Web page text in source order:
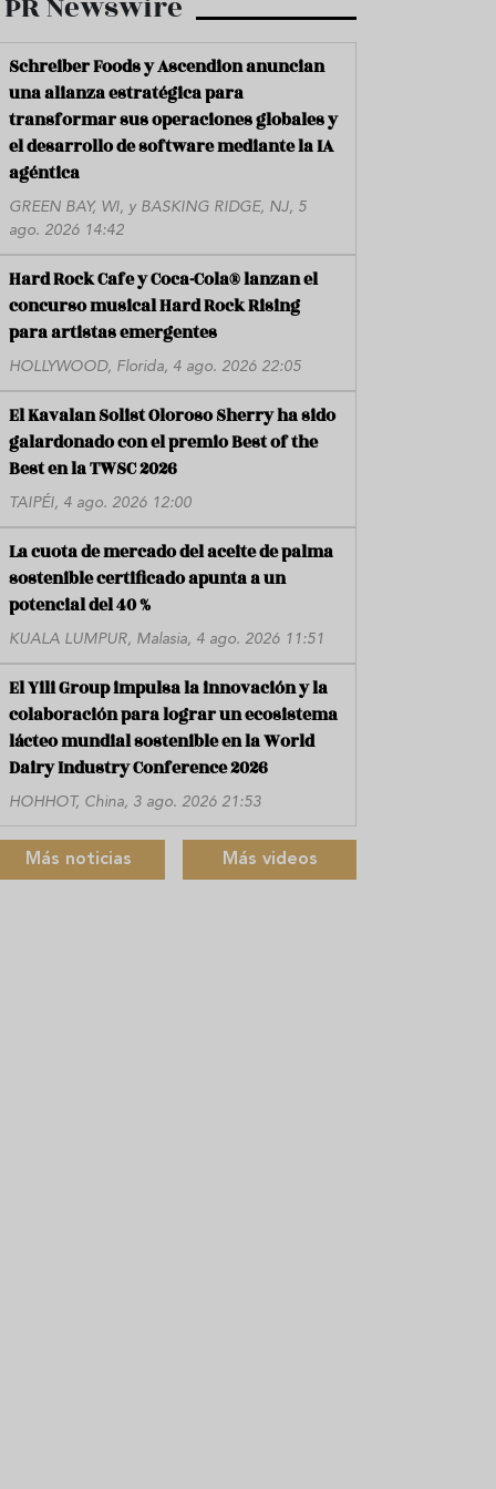
Schreiber Foods y Ascendion anuncian
una alianza estratégica para
transformar sus operaciones globales y
el desarrollo de software mediante la IA
agéntica
GREEN BAY, WI, y BASKING RIDGE, NJ, 5
ago. 2026 14:42
Hard Rock Cafe y Coca-Cola® lanzan el
concurso musical Hard Rock Rising
para artistas emergentes
HOLLYWOOD, Florida, 4 ago. 2026 22:05
El Kavalan Solist Oloroso Sherry ha sido
galardonado con el premio Best of the
Best en la TWSC 2026
TAIPÉI, 4 ago. 2026 12:00
La cuota de mercado del aceite de palma
sostenible certificado apunta a un
potencial del 40 %
KUALA LUMPUR, Malasia, 4 ago. 2026 11:51
El Yili Group impulsa la innovación y la
colaboración para lograr un ecosistema
lácteo mundial sostenible en la World
Dairy Industry Conference 2026
HOHHOT, China, 3 ago. 2026 21:53
Más noticias Más videos